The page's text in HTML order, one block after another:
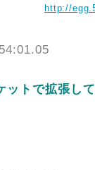
http://
トで拡張し